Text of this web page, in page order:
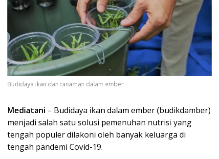
Budidaya ikan dan tanaman dalam ember
Mediatani – Budidaya ikan dalam ember (budikdamber)
menjadi salah satu solusi pemenuhan nutrisi yang
tengah populer dilakoni oleh banyak keluarga di
tengah pandemi Covid-19.